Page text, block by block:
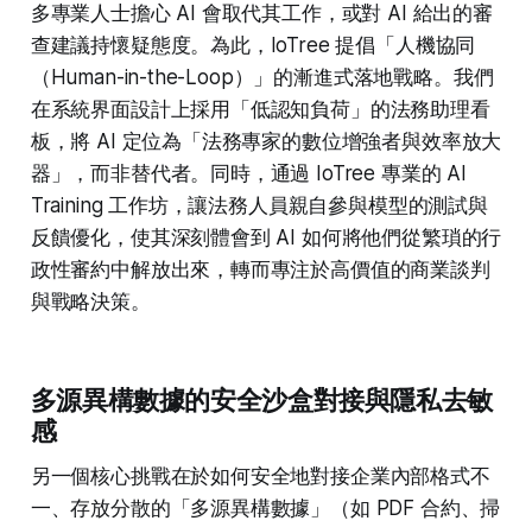
多專業人士擔心 AI 會取代其工作，或對 AI 給出的審
查建議持懷疑態度。為此，IoTree 提倡「人機協同
（Human-in-the-Loop）」的漸進式落地戰略。我們
在系統界面設計上採用「低認知負荷」的法務助理看
板，將 AI 定位為「法務專家的數位增強者與效率放大
器」，而非替代者。同時，通過 IoTree 專業的 AI
Training 工作坊，讓法務人員親自參與模型的測試與
反饋優化，使其深刻體會到 AI 如何將他們從繁瑣的行
政性審約中解放出來，轉而專注於高價值的商業談判
與戰略決策。
多源異構數據的安全沙盒對接與隱私去敏
感
另一個核心挑戰在於如何安全地對接企業內部格式不
一、存放分散的「多源異構數據」（如 PDF 合約、掃